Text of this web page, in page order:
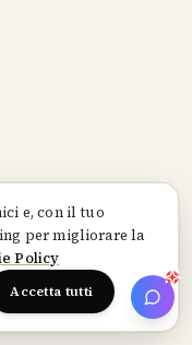
e, con il tuo
per migliorare la
Policy
Accetta tutti